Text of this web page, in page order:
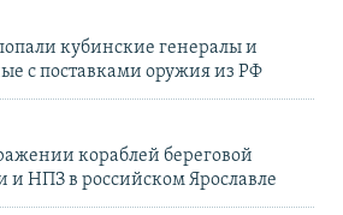
кубинские генералы и
с поставками оружия из РФ
кораблей береговой
и НПЗ в российском Ярославле